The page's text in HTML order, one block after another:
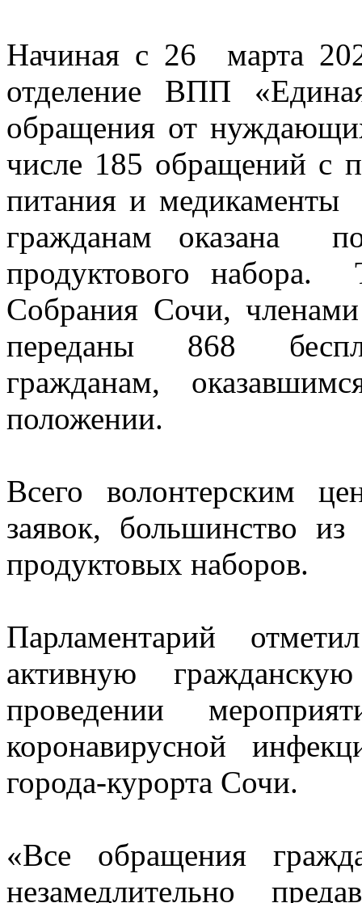
Начиная с 26 марта
отделение ВПП
обращения от
числе 185 обращений с
питания и медикаменты
гражданам оказана
продуктового набора.
Собрания Сочи,
переданы 868
гражданам,
положении.
Всего волонтерским
заявок, большинство из
продуктовых наборов.
Парламентарий
активную
проведении
коронавирусной
города-курорта Сочи.
«Все обращения
незамедлительно